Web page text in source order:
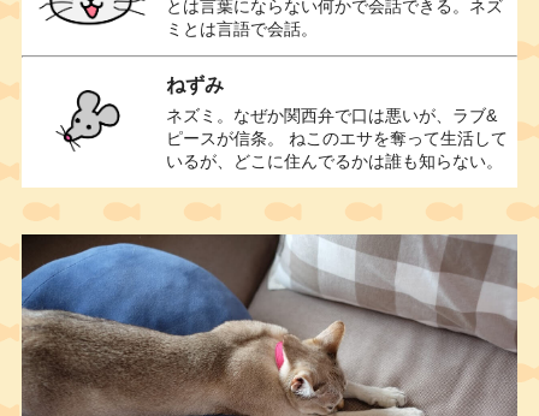
とは言葉にならない何かで会話できる。ネズ
ミとは言語で会話。
ねずみ
ネズミ。なぜか関西弁で口は悪いが、ラブ&
ピースが信条。 ねこのエサを奪って生活して
いるが、どこに住んでるかは誰も知らない。